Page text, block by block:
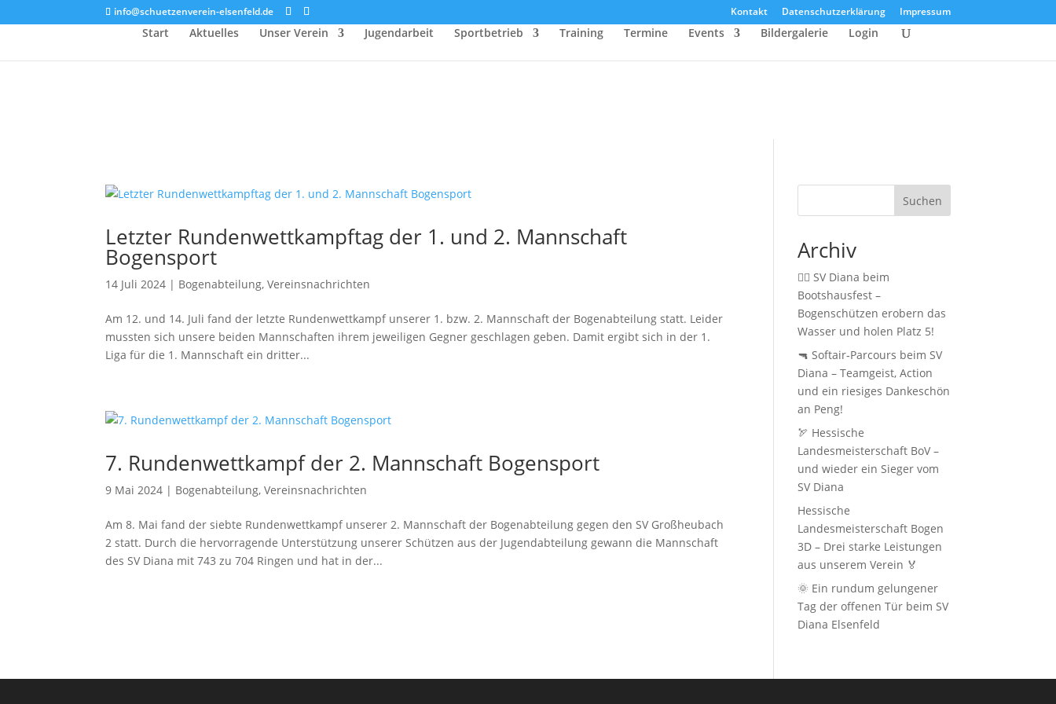
info@schuetzenverein-elsenfeld.de Kontakt Datenschutzerklärung Impressum
Start Aktuelles Unser Verein Jugendarbeit Sportbetrieb Training Termine Events Bildergalerie Login
Letzter Rundenwettkampftag der 1. und 2. Mannschaft
Bogensport
14 Juli 2024 | Bogenabteilung,Vereinsnachrichten
Am 12. und 14. Juli fand der letzte Rundenwettkampf unserer 1. bzw. 2. Mannschaft der Bogenabteilung statt. Leider
mussten sich unsere beiden Mannschaften ihrem jeweiligen Gegner geschlagen geben. Damit ergibt sich in der 1.
Liga für die 1. Mannschaft ein dritter...
7. Rundenwettkampf der 2. Mannschaft Bogensport
9 Mai 2024 | Bogenabteilung,Vereinsnachrichten
Am 8. Mai fand der siebte Rundenwettkampf unserer 2. Mannschaft der Bogenabteilung gegen den SV Großheubach
2 statt. Durch die hervorragende Unterstützung unserer Schützen aus der Jugendabteilung gewann die Mannschaft
des SV Diana mit 743 zu 704 Ringen und hat in der...
Suchen
Archiv
🚣‍♂️ SV Diana beim
Bootshausfest –
Bogenschützen erobern das
Wasser und holen Platz 5!
🔫 Softair‑Parcours beim SV
Diana – Teamgeist, Action
und ein riesiges Dankeschön
an Peng!
🏹 Hessische
Landesmeisterschaft BoV –
und wieder ein Sieger vom
SV Diana
Hessische
Landesmeisterschaft Bogen
3D – Drei starke Leistungen
aus unserem Verein 🏅
🌞 Ein rundum gelungener
Tag der offenen Tür beim SV
Diana Elsenfeld